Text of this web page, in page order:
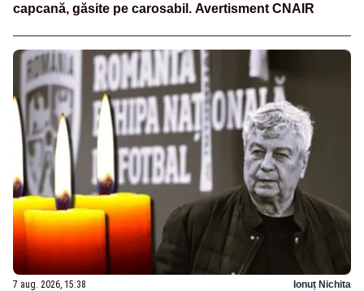
capcană, găsite pe carosabil. Avertisment CNAIR
7 aug. 2026, 15:38 Ionuț Nichita